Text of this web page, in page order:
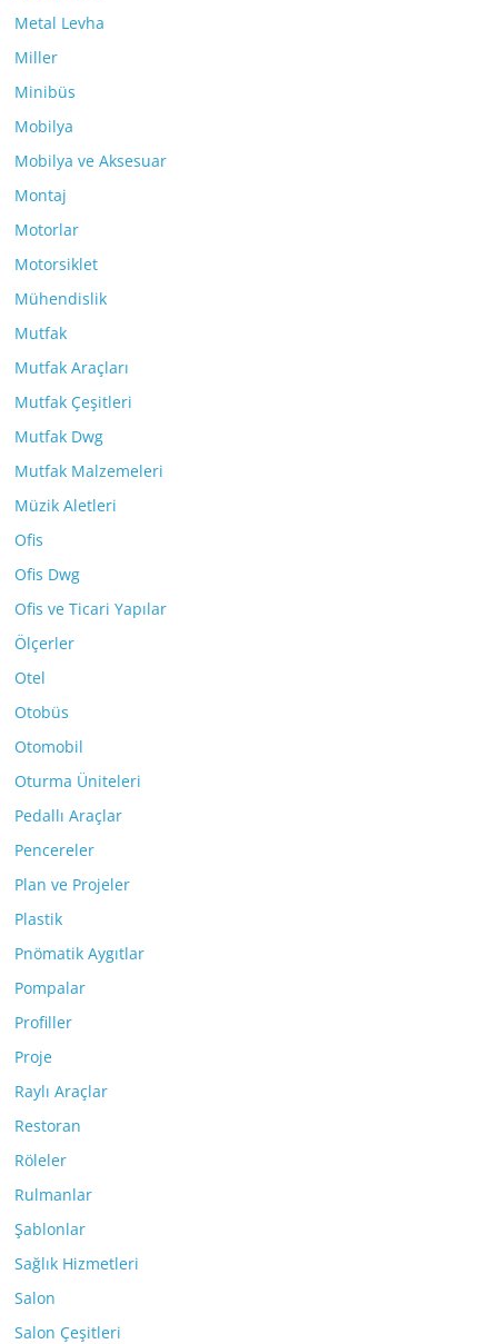
Metal Levha
Miller
Minibüs
Mobilya
Mobilya ve Aksesuar
Montaj
Motorlar
Motorsiklet
Mühendislik
Mutfak
Mutfak Araçları
Mutfak Çeşitleri
Mutfak Dwg
Mutfak Malzemeleri
Müzik Aletleri
Ofis
Ofis Dwg
Ofis ve Ticari Yapılar
Ölçerler
Otel
Otobüs
Otomobil
Oturma Üniteleri
Pedallı Araçlar
Pencereler
Plan ve Projeler
Plastik
Pnömatik Aygıtlar
Pompalar
Profiller
Proje
Raylı Araçlar
Restoran
Röleler
Rulmanlar
Şablonlar
Sağlık Hizmetleri
Salon
Salon Çeşitleri